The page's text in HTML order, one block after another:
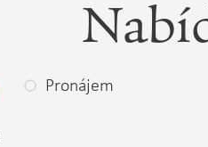
Pronájem